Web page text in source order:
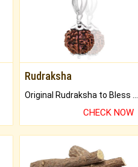
Rudraksha
Original Rudraksha to Bless Your Way.
CHECK NOW